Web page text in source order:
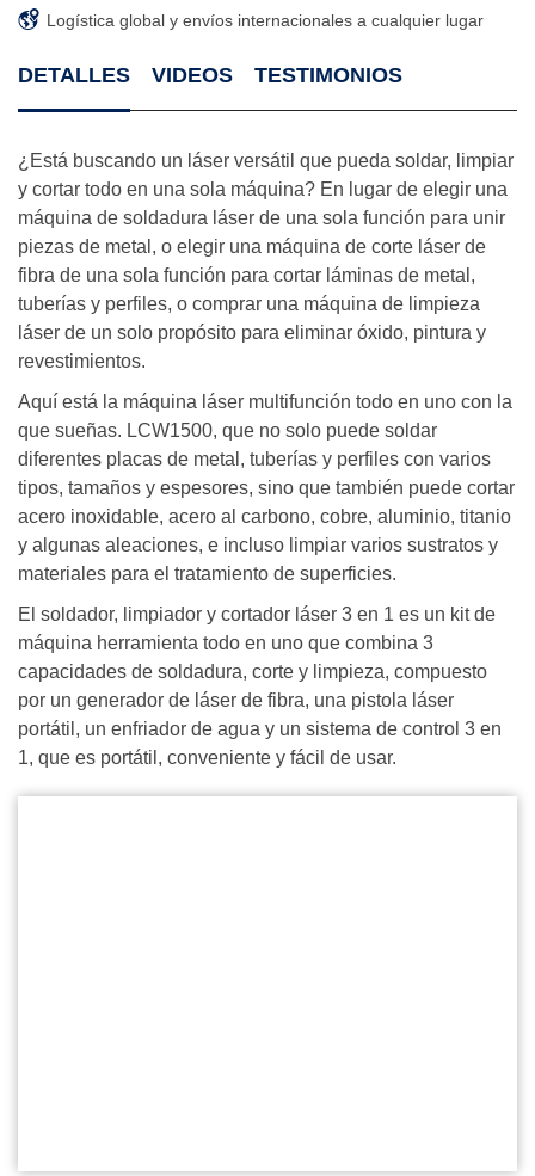
Logística global y envíos internacionales a cualquier lugar
DETALLES VIDEOS TESTIMONIOS
¿Está buscando un láser versátil que pueda soldar, limpiar
y cortar todo en una sola máquina? En lugar de elegir una
máquina de soldadura láser de una sola función para unir
piezas de metal, o elegir una máquina de corte láser de
fibra de una sola función para cortar láminas de metal,
tuberías y perfiles, o comprar una máquina de limpieza
láser de un solo propósito para eliminar óxido, pintura y
revestimientos.
Aquí está la máquina láser multifunción todo en uno con la
que sueñas. LCW1500, que no solo puede soldar
diferentes placas de metal, tuberías y perfiles con varios
tipos, tamaños y espesores, sino que también puede cortar
acero inoxidable, acero al carbono, cobre, aluminio, titanio
y algunas aleaciones, e incluso limpiar varios sustratos y
materiales para el tratamiento de superficies.
El soldador, limpiador y cortador láser 3 en 1 es un kit de
máquina herramienta todo en uno que combina 3
capacidades de soldadura, corte y limpieza, compuesto
por un generador de láser de fibra, una pistola láser
portátil, un enfriador de agua y un sistema de control 3 en
1, que es portátil, conveniente y fácil de usar.